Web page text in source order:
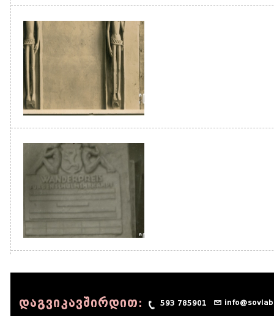
დაგვიკავშირდით: 593 785901